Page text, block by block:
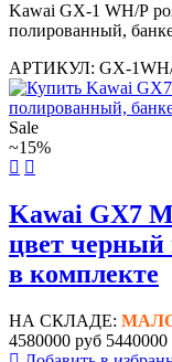
Kawai GX-1 WH/P
полированный,
АРТИКУЛ: GX-
Sale
~15%
Kawai GX7
цвет черный
в комплекте
НА СКЛАДЕ:
4580000 руб 5440000